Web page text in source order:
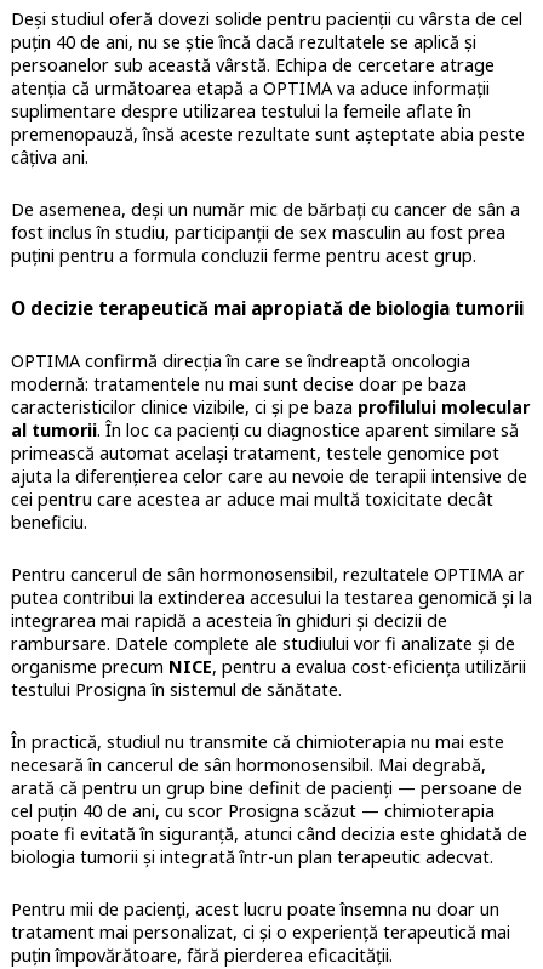
Deși studiul oferă dovezi solide pentru pacienții cu vârsta de cel
puțin 40 de ani, nu se știe încă dacă rezultatele se aplică și
persoanelor sub această vârstă. Echipa de cercetare atrage
atenția că următoarea etapă a OPTIMA va aduce informații
suplimentare despre utilizarea testului la femeile aflate în
premenopauză, însă aceste rezultate sunt așteptate abia peste
câțiva ani.
De asemenea, deși un număr mic de bărbați cu cancer de sân a
fost inclus în studiu, participanții de sex masculin au fost prea
puțini pentru a formula concluzii ferme pentru acest grup.
O decizie terapeutică mai apropiată de biologia tumorii
OPTIMA confirmă direcția în care se îndreaptă oncologia
modernă: tratamentele nu mai sunt decise doar pe baza
caracteristicilor clinice vizibile, ci și pe baza profilului molecular
al tumorii. În loc ca pacienți cu diagnostice aparent similare să
primească automat același tratament, testele genomice pot
ajuta la diferențierea celor care au nevoie de terapii intensive de
cei pentru care acestea ar aduce mai multă toxicitate decât
beneficiu.
Pentru cancerul de sân hormonosensibil, rezultatele OPTIMA ar
putea contribui la extinderea accesului la testarea genomică și la
integrarea mai rapidă a acesteia în ghiduri și decizii de
rambursare. Datele complete ale studiului vor fi analizate și de
organisme precum NICE, pentru a evalua cost-eficiența utilizării
testului Prosigna în sistemul de sănătate.
În practică, studiul nu transmite că chimioterapia nu mai este
necesară în cancerul de sân hormonosensibil. Mai degrabă,
arată că pentru un grup bine definit de pacienți — persoane de
cel puțin 40 de ani, cu scor Prosigna scăzut — chimioterapia
poate fi evitată în siguranță, atunci când decizia este ghidată de
biologia tumorii și integrată într-un plan terapeutic adecvat.
Pentru mii de pacienți, acest lucru poate însemna nu doar un
tratament mai personalizat, ci și o experiență terapeutică mai
puțin împovărătoare, fără pierderea eficacității.